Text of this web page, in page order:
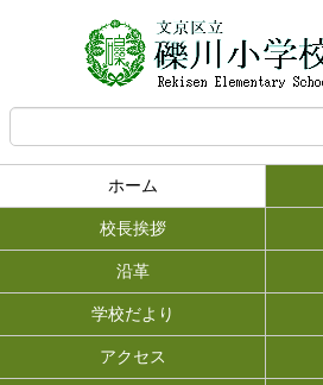
ホーム
校長挨拶
沿革
学校だより
アクセス